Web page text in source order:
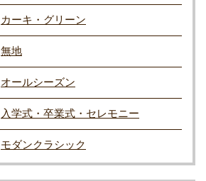
カーキ・グリーン
無地
オールシーズン
入学式・卒業式・セレモニー
モダンクラシック